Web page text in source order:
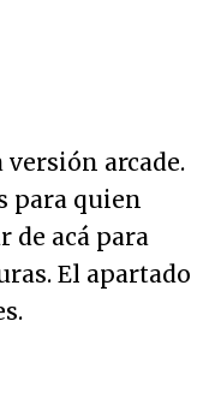
arcade.
para quien
de acá para
El apartado